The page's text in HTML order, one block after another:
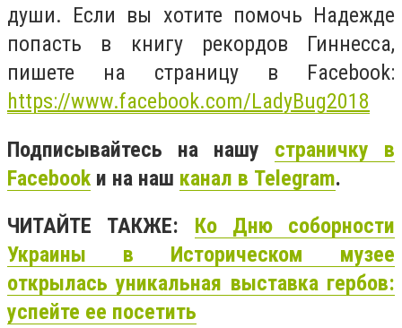
души. Если вы хотите помочь Надежде
попасть в книгу рекордов Гиннесса,
пишете на страницу в Facebook:
https://www.facebook.com/LadyBug2018
Подписывайтесь на нашу страничку в
Facebook и на наш канал в Telegram.
ЧИТАЙТЕ ТАКЖЕ: Ко Дню соборности
Украины в Историческом музее
открылась уникальная выставка гербов:
успейте ее посетить